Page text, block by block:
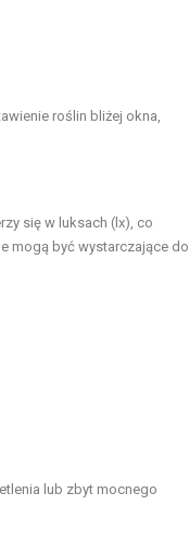
roślin bliżej okna,
się w luksach (lx), co
mogą być wystarczające do
lub zbyt mocnego